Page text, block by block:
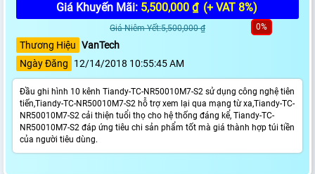
Giá Khuyến Mãi: 5,500,000 ₫ (+ VAT 8%)
Giá Niêm Yết:5,500,000 ₫ 0%
Thương Hiệu VanTech
Ngày Đăng
12/14/2018 10:55:45 AM
Đầu ghi hình 10 kênh Tiandy-TC-NR50010M7-S2 sử dụng công nghệ tiên
tiến,Tiandy-TC-NR50010M7-S2 hỗ trợ xem lại qua mạng từ xa,Tiandy-TC-
NR50010M7-S2 cải thiện tuổi thọ cho hệ thống đáng kể, Tiandy-TC-
NR50010M7-S2 đáp ứng tiêu chi sản phẩm tốt mà giá thành hợp túi tiền
của người tiêu dùng.